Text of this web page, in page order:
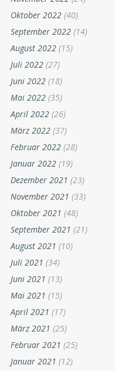
Oktober 2022 (40)
September 2022 (14)
August 2022 (15)
Juli 2022 (27)
Juni 2022 (18)
Mai 2022 (35)
April 2022 (26)
März 2022 (37)
Februar 2022 (28)
Januar 2022 (19)
Dezember 2021 (23)
November 2021 (33)
Oktober 2021 (48)
September 2021 (21)
August 2021 (10)
Juli 2021 (34)
Juni 2021 (13)
Mai 2021 (15)
April 2021 (17)
März 2021 (25)
Februar 2021 (25)
Januar 2021 (12)